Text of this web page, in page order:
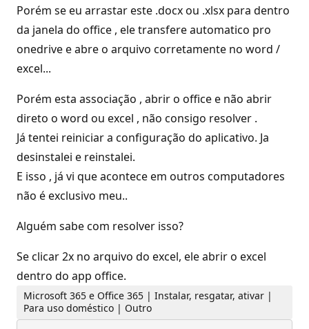
Porém se eu arrastar este .docx ou .xlsx para dentro
da janela do office , ele transfere automatico pro
onedrive e abre o arquivo corretamente no word /
excel...
Porém esta associação , abrir o office e não abrir
direto o word ou excel , não consigo resolver .
Já tentei reiniciar a configuração do aplicativo. Ja
desinstalei e reinstalei.
E isso , já vi que acontece em outros computadores
não é exclusivo meu..
Alguém sabe com resolver isso?
Se clicar 2x no arquivo do excel, ele abrir o excel
dentro do app office.
Microsoft 365 e Office 365 | Instalar, resgatar, ativar |
Para uso doméstico | Outro